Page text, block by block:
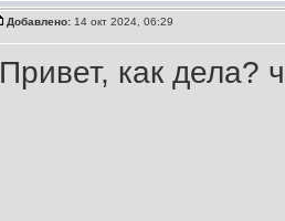
Добавлено:14 окт 2024, 06:29
Привет, как дела?